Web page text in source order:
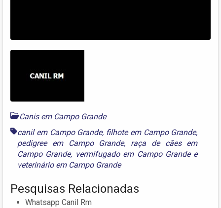
Canis em Campo Grande
canil em Campo Grande, filhote em Campo Grande,
pedigree em Campo Grande, raça de cães em
Campo Grande, vermifugado em Campo Grandee
veterinário em Campo Grande
Pesquisas Relacionadas
Whatsapp Canil Rm